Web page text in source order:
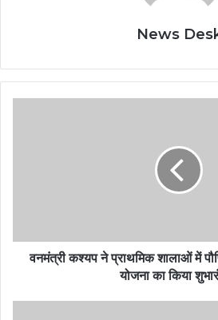
News
वनमंत्री कश्यप ने प्राथमिक शालाओं में
योजना का किया